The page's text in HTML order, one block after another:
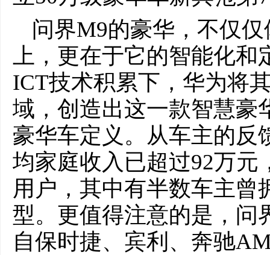
问界M9的豪华，不仅
上，更在于它的智能化
ICT技术积累下，华为将
域，创造出这一款智慧豪
豪华车定义。从车主的反
均家庭收入已超过92万
用户，其中有半数车主
型。更值得注意的是，问
自保时捷、宾利、奔驰